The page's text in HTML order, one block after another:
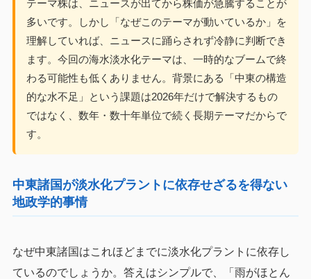
テーマ株は、ニュースが出てから株価が急騰することが
多いです。しかし「なぜこのテーマが動いているか」を
理解していれば、ニュースに踊らされず冷静に判断でき
ます。今回の海水淡水化テーマは、一時的なブームで終
わる可能性も低くありません。背景にある「中東の構造
的な水不足」という課題は2026年だけで解決するもの
ではなく、数年・数十年単位で続く長期テーマだからで
す。
中東諸国が淡水化プラントに依存せざるを得ない
地政学的事情
なぜ中東諸国はこれほどまでに淡水化プラントに依存し
ているのでしょうか。答えはシンプルで、「雨がほとん